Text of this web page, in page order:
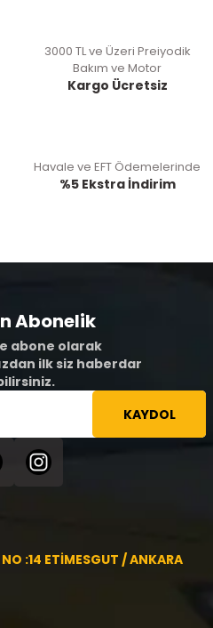
3000 TL ve Üzeri Preiyodik
Bakım ve Motor
Kargo Ücretsiz
Havale ve EFT Ödemelerinde
%5 Ekstra İndirim
Abonelik
abone olarak
ilk siz haberdar
KAYDOL
:14 ETİMESGUT / ANKARA